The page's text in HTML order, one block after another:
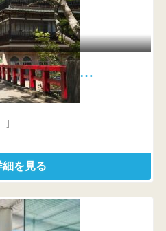
山荘） 4万…
細を見る